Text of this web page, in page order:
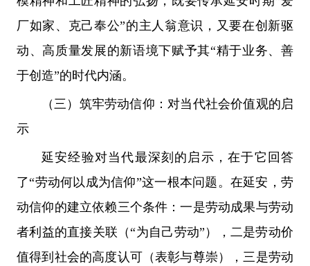
厂如家、克己奉公”的主人翁意识，又要在创新驱
动、高质量发展的新语境下赋予其“精于业务、善
于创造”的时代内涵。
（三）筑牢劳动信仰：对当代社会价值观的启
示
延安经验对当代最深刻的启示，在于它回答
了“劳动何以成为信仰”这一根本问题。在延安，劳
动信仰的建立依赖三个条件：一是劳动成果与劳动
者利益的直接关联（“为自己劳动”），二是劳动价
值得到社会的高度认可（表彰与尊崇），三是劳动